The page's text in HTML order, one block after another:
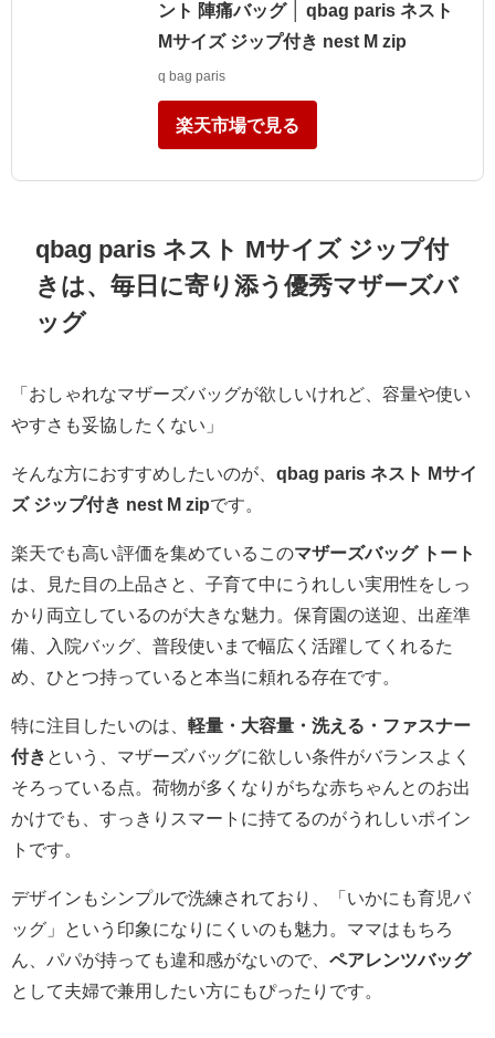
ント 陣痛バッグ │ qbag paris ネスト
Mサイズ ジップ付き nest M zip
q bag paris
楽天市場で見る
qbag paris ネスト Mサイズ ジップ付
きは、毎日に寄り添う優秀マザーズバ
ッグ
「おしゃれなマザーズバッグが欲しいけれど、容量や使い
やすさも妥協したくない」
そんな方におすすめしたいのが、 qbag paris ネスト Mサイ
ズ ジップ付き nest M zipです。
楽天でも高い評価を集めているこのマザーズバッグ トート
は、見た目の上品さと、子育て中にうれしい実用性をしっ
かり両立しているのが大きな魅力。保育園の送迎、出産準
備、入院バッグ、普段使いまで幅広く活躍してくれるた
め、ひとつ持っていると本当に頼れる存在です。
特に注目したいのは、 軽量・大容量・洗える・ファスナー
付き という、マザーズバッグに欲しい条件がバランスよく
そろっている点。荷物が多くなりがちな赤ちゃんとのお出
かけでも、すっきりスマートに持てるのがうれしいポイン
トです。
デザインもシンプルで洗練されており、「いかにも育児バ
ッグ」という印象になりにくいのも魅力。ママはもちろ
ん、パパが持っても違和感がないので、 ペアレンツバッグ
として夫婦で兼用したい方にもぴったりです。